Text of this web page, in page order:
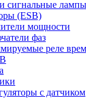
сигнальные лампы
(ESB)
мощности
фаз
реле
с датчиком